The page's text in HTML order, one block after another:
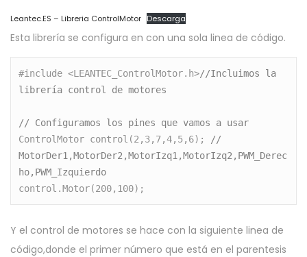
Leantec.ES – Libreria ControlMotor Descarga
Esta librería se configura en con una sola linea de código.
#include <LEANTEC_ControlMotor.h>//Incluimos la
librería control de motores
// Configuramos los pines que vamos a usar
ControlMotor control(2,3,7,4,5,6);
//
MotorDer1,MotorDer2,MotorIzq1,MotorIzq2,PWM_Derec
ho,PWM_Izquierdo
control.Motor(200,100);
Y el control de motores se hace con la siguiente linea de
código,donde el primer número que está en el parentesis